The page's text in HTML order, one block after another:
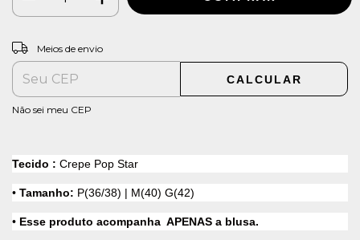
Entregas para o CEP:
Meios de envio
CALCULAR
Não sei meu CEP
Tecido : Crepe Pop Star
• Tamanho: P(36/38) | M(40) G(42)
• Esse produto acompanha APENAS a blusa.